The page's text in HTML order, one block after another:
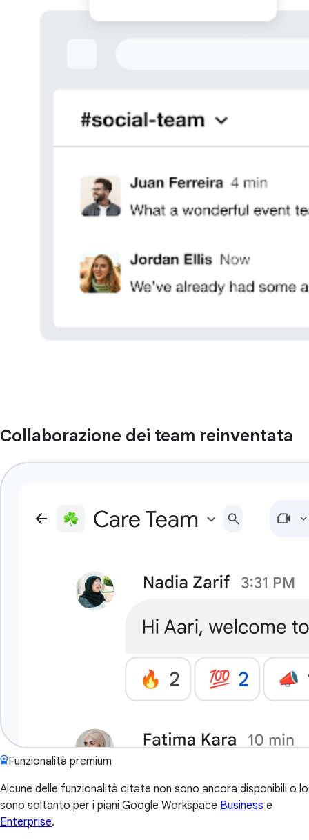
Collaborazione dei team reinventata
Funzionalità premium
Alcune delle funzionalità citate non sono ancora disponibili o lo
sono soltanto per i piani Google Workspace Business e
Enterprise.